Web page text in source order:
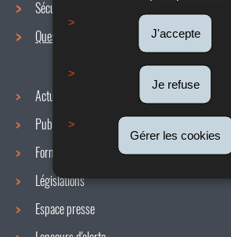
J'accepte
Je refuse
Gérer les cookies
navigation
Sécurité / Santé au travail
Questions / réponses
Actualités
Publications
Formulaires
Législations
Espace presse